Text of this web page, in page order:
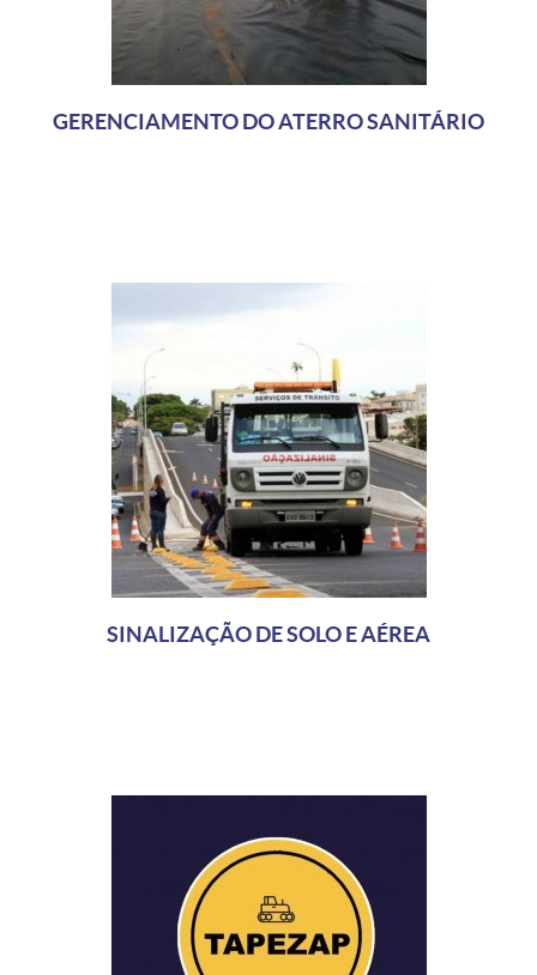
GERENCIAMENTO DO ATERRO SANITÁRIO
SINALIZAÇÃO DE SOLO E AÉREA